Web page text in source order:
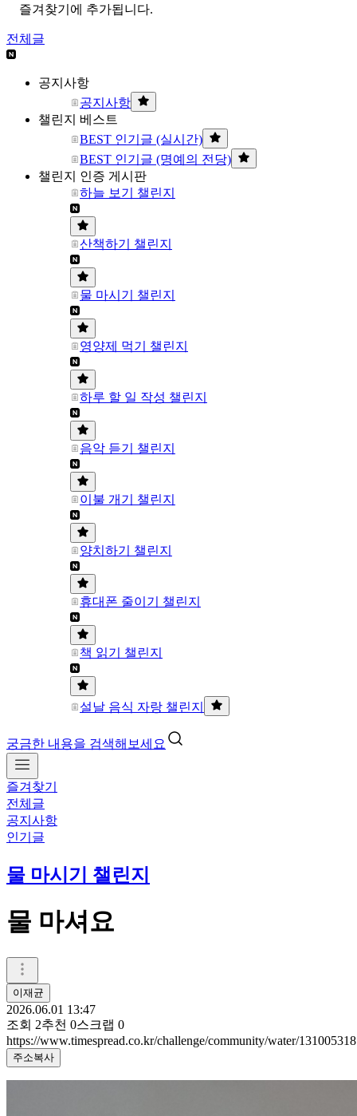
즐겨찾기에 추가됩니다.
전체글
공지사항
공지사항
챌린지 베스트
BEST 인기글 (실시간)
BEST 인기글 (명예의 전당)
챌린지 인증 게시판
하늘 보기 챌린지
산책하기 챌린지
물 마시기 챌린지
영양제 먹기 챌린지
하루 할 일 작성 챌린지
음악 듣기 챌린지
이불 개기 챌린지
양치하기 챌린지
휴대폰 줄이기 챌린지
책 읽기 챌린지
설날 음식 자랑 챌린지
궁금한 내용을 검색해보세요
즐겨찾기
전체글
공지사항
인기글
물 마시기 챌린지
물 마셔요
이재균
2026.06.01 13:47
조회 2추천 0스크랩 0
https://www.timespread.co.kr/challenge/community/water/131005318
주소복사